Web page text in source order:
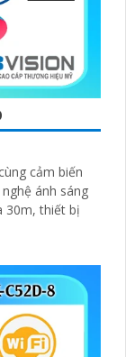
cảm biến
30m, thiết bị